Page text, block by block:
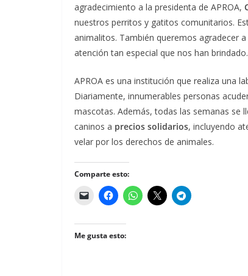
agradecimiento a la presidenta de APROA,
nuestros perritos y gatitos comunitarios.
animalitos. También queremos agradecer
atención tan especial que nos han brindado.
APROA es una institución que realiza una
Diariamente, innumerables personas
mascotas. Además, todas las semanas se
caninos a precios solidarios, incluyendo
velar por los derechos de animales.
Comparte esto:
Me gusta esto: